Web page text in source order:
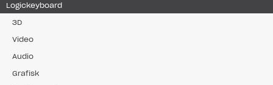
Logickeyboard
3D
Video
Audio
Grafisk